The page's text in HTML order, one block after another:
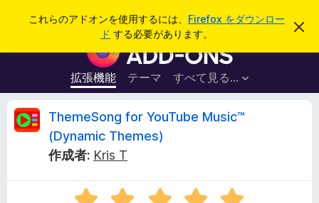
これらのアドオンを使用するには、 Firefox をダウンロー
ド する必要があります。
こ
を
F
i
r
e
x
ウ
拡張機能 テーマ すべて見る...
ログイン
T
h
ThemeSong for YouTube Music™
(Dynamic Themes)
作成者: Kris T
5